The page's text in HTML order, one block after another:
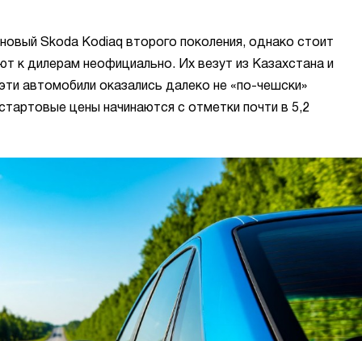
Skoda Kodiaq второго поколения, однако стоит
к дилерам неофициально. Их везут из Казахстана и
автомобили оказались далеко не «по-чешски»
цены начинаются с отметки почти в 5,2